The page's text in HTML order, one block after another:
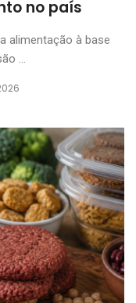
no país
alimentação à base
...